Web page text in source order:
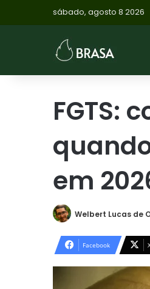
sábado, agosto 8 2026
FGTS:
em
Welbert Lucas de
Facebook